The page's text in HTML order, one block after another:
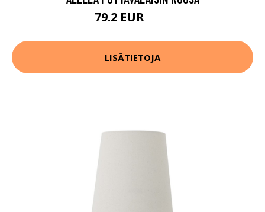
79.2 EUR
LISÄTIETOJA